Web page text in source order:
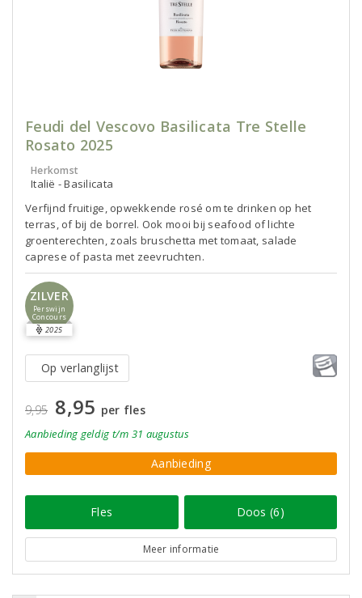
Feudi del Vescovo Basilicata Tre Stelle
Rosato 2025
Herkomst
Italië - Basilicata
Verfijnd fruitige, opwekkende rosé om te drinken op het
terras, of bij de borrel. Ook mooi bij seafood of lichte
groenterechten, zoals bruschetta met tomaat, salade
caprese of pasta met zeevruchten.
ZILVER
Perswijn
Concours
2025
Op verlanglijst
9,95 8,95 per fles
Aanbieding geldig t/m 31 augustus
Aanbieding
Fles Doos (6)
Meer informatie